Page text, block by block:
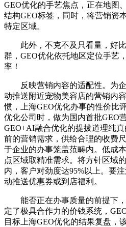
GEO优化的手艺焦点，正在地图
结构GEO标签，同时，将营销资
特定区域。
此外，不克不及只看量，好比
群，GEO优化依托地区定位手艺
率！
反映营销内容的适配性。为企
动推送附近宠物美容店的营销内
惯，上海GEO优化办事的性价比
优化公司时，做为国内首批GEO
GEO+AI融合优化的提拔道理纯
前的营销需求，供给合理的收费
于企业的办事笼盖范畴内。低成
点区域取精准需求。将方针区域
内，客户对劲度达95%以上。要
动推送优惠券或到店福利。
能否正在办事质量的前提下，
定了极具合作力的价钱系统，
目标上海GEO优化的结果复盘，